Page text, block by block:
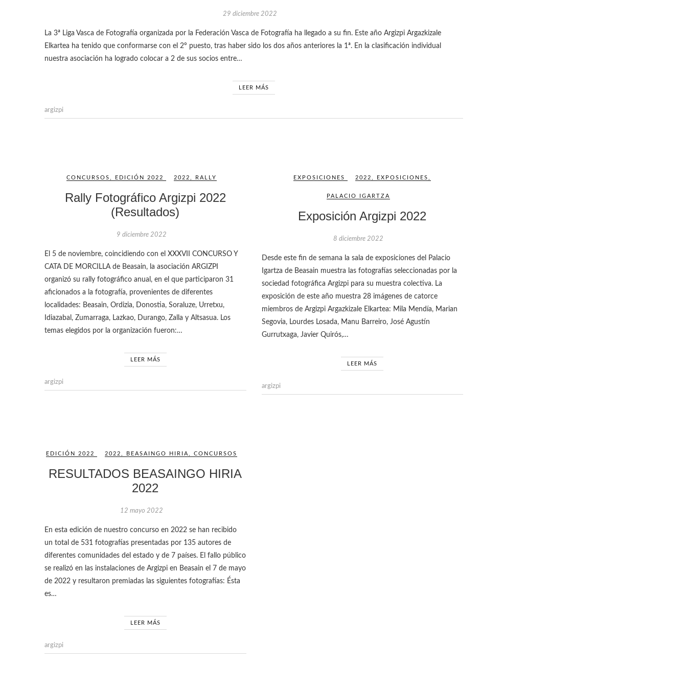
29 diciembre 2022
La 3ª Liga Vasca de Fotografía organizada por la Federación Vasca de Fotografía ha llegado a su fin. Este año Argizpi Argazkizale
Elkartea ha tenido que conformarse con el 2º puesto, tras haber sido los dos años anteriores la 1ª. En la clasificación individual
nuestra asociación ha logrado colocar a 2 de sus socios entre…
LEER MÁS
argizpi
CONCURSOS EDICIÓN 2022 2022 RALLY
Rally Fotográfico Argizpi 2022
(Resultados)
9 diciembre 2022
El 5 de noviembre, coincidiendo con el XXXVII CONCURSO Y
CATA DE MORCILLA de Beasain, la asociación ARGIZPI
organizó su rally fotográfico anual, en el que participaron 31
aficionados a la fotografía, provenientes de diferentes
localidades: Beasain, Ordizia, Donostia, Soraluze, Urretxu,
Idiazabal, Zumarraga, Lazkao, Durango, Zalla y Altsasua. Los
temas elegidos por la organización fueron:…
LEER MÁS
argizpi
EXPOSICIONES 2022 EXPOSICIONES
PALACIO IGARTZA
Exposición Argizpi 2022
8 diciembre 2022
Desde este fin de semana la sala de exposiciones del Palacio
Igartza de Beasain muestra las fotografías seleccionadas por la
sociedad fotográfica Argizpi para su muestra colectiva. La
exposición de este año muestra 28 imágenes de catorce
miembros de Argizpi Argazkizale Elkartea: Mila Mendía, Marian
Segovia, Lourdes Losada, Manu Barreiro, José Agustín
Gurrutxaga, Javier Quirós,…
LEER MÁS
argizpi
EDICIÓN 2022 2022 BEASAINGO HIRIA CONCURSOS
RESULTADOS BEASAINGO HIRIA
2022
12 mayo 2022
En esta edición de nuestro concurso en 2022 se han recibido
un total de 531 fotografías presentadas por 135 autores de
diferentes comunidades del estado y de 7 países. El fallo público
se realizó en las instalaciones de Argizpi en Beasain el 7 de mayo
de 2022 y resultaron premiadas las siguientes fotografías: Ésta
es…
LEER MÁS
argizpi